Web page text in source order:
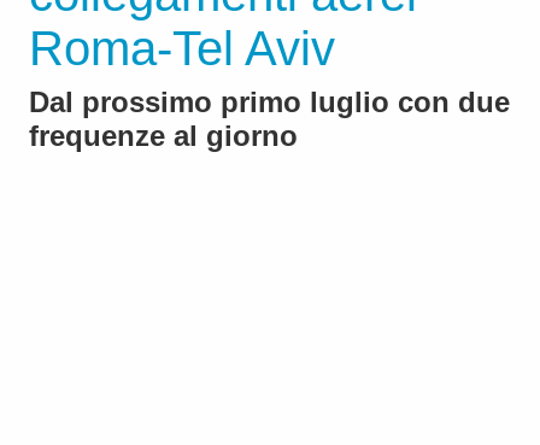
Roma-Tel Aviv
Dal prossimo primo luglio con due
frequenze al giorno